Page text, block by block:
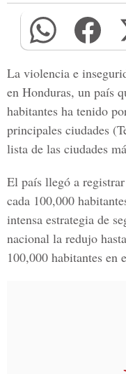
La violencia e
en Honduras, un país
habitantes ha tenido
principales ciudades
lista de las ciudades
El país llegó a
cada 100,000
intensa estrategia de
nacional la redujo
100,000 habitantes en